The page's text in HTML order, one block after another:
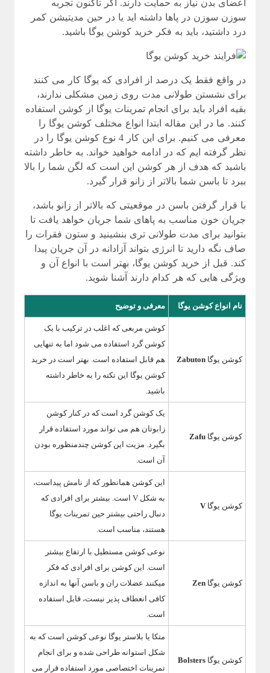
اعضای بدن نیاز به حمایت دارند. اگر تاکنون تجربه
سوزن سوزن در پاها داشته اید یا در حین مدیتیشن کمر
درد داشتید، باید به فکر خرید کوشن یوگا باشید.
در واقع فقط یک درصد از افرادی که یوگا کار می کنند
برای نشستن طولانی مدت روی زمین مشکلی ندارند،
بقیه افراد باید برای انجام تمرینات یوگا از کوشن استفاده
کنند. ما در این مقاله ابتدا انواع مختلف کوشن یوگا را
معرفی می کنیم. برای این کار 4 نوع کوشن یوگا را در
نظر گرفته ایم که در ادامه خواهید خواند. به خاطر داشته
باشید که هدف از هر کوشن این است که لگن شما را بالا
ببرد تا باسن شما بالاتر از زانو قرار گیرد.
با قرار گرفتن باسن در موقعیتی که بالاتر از زانو باشد،
جریان خون مناسب به پاهای شما جریان خواهد یافت تا
بتوانید برای مدت طولانی تری بنشینید و ستون فقرات را
صاف نگه دارید تا انرژی بتواند آزادانه در آن جریان پیدا
کند. قبل از خرید کوشن یوگا، بهتر است با انواع آن و
ویژگی هایی که هر کدام دارند آشنا شوید.
نام انواع کوشن یوگا معرفی و توضیح
کوشن یوگا Zabuton
کوشن مربعی که اغلب در ترکیب با یک
کوشن گرد استفاده می شود اما به تنهایی
هم قابل استفاده است. بهتر است در خرید
کوشن یوگا این نکته را به خاطر داشته
باشید.
کوشن یوگا Zafu
یک کوشن گرد است که در کنار کوشن
زابوتان هم می تواند مورد استفاده قرار
بگیرد. مزیت این کوشن چندمنظوره بودن
آن است.
کوشن یوگاV
این کوشن همانطور که از نامش پیداست،
به شکل V است. بیشتر برای افرادی که
دنبال راحتی بیشتر حین تمرینات یوگا
هستند، مناسب است.
کوشن یوگا Zen
نوعی کوشن مستطیل با ارتفاع بیشتر
است. این کوشن برای افرادی که فکر
میکنند عضلات ران و باسن آنها به اندازه
کافی انعطاف پذیر نیست، قابل استفاده
است.
کوشن یوگا Bolsters
متکا یا بلاستر یوگا نوعی کوشن است که به
شکل استوانه طراحی شده و برای انجام
تمرینات اختصاصی مورد استفاده قرار می